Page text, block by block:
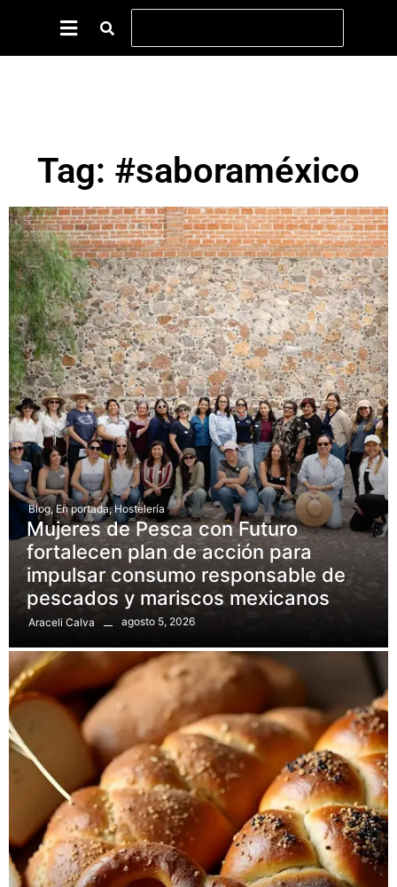
Tag: #saboraméxico
Blog, En portada, Hostelería
Mujeres de Pesca con Futuro
fortalecen plan de acción para
impulsar consumo responsable de
pescados y mariscos mexicanos
Araceli Calva agosto 5, 2026